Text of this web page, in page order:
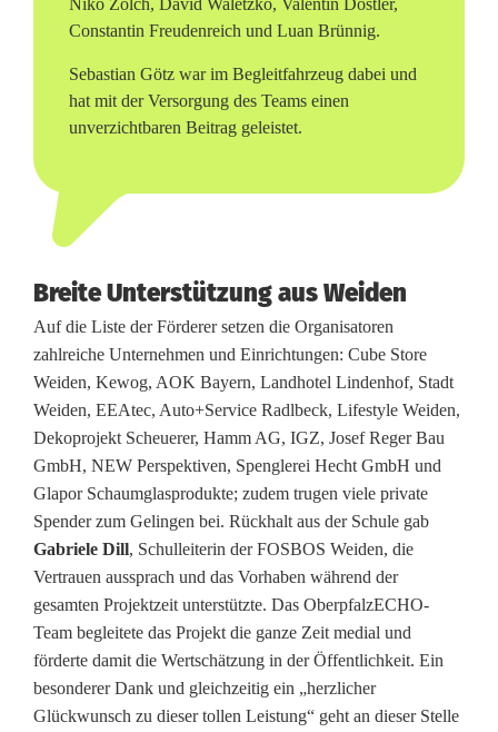
Constantin Freudenreich und Luan Brünnig.
Sebastian Götz war im Begleitfahrzeug dabei und
hat mit der Versorgung des Teams einen
unverzichtbaren Beitrag geleistet.
Breite Unterstützung aus Weiden
Auf die Liste der Förderer setzen die Organisatoren
zahlreiche Unternehmen und Einrichtungen: Cube Store
Weiden, Kewog, AOK Bayern, Landhotel Lindenhof, Stadt
Weiden, EEAtec, Auto+Service Radlbeck, Lifestyle Weiden,
Dekoprojekt Scheuerer, Hamm AG, IGZ, Josef Reger Bau
GmbH, NEW Perspektiven, Spenglerei Hecht GmbH und
Glapor Schaumglasprodukte; zudem trugen viele private
Spender zum Gelingen bei. Rückhalt aus der Schule gab
Gabriele Dill, Schulleiterin der FOSBOS Weiden, die
Vertrauen aussprach und das Vorhaben während der
gesamten Projektzeit unterstützte. Das OberpfalzECHO-
Team begleitete das Projekt die ganze Zeit medial und
förderte damit die Wertschätzung in der Öffentlichkeit. Ein
besonderer Dank und gleichzeitig ein „herzlicher
Glückwunsch zu dieser tollen Leistung“ geht an dieser Stelle